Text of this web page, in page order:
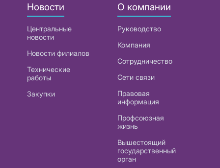
Новости
Центральные
новости
Новости филиалов
Технические
работы
Закупки
О компании
Руководство
Компания
Сотрудничество
Сети связи
Правовая
информация
Профсоюзная
жизнь
Вышестоящий
государственный
орган